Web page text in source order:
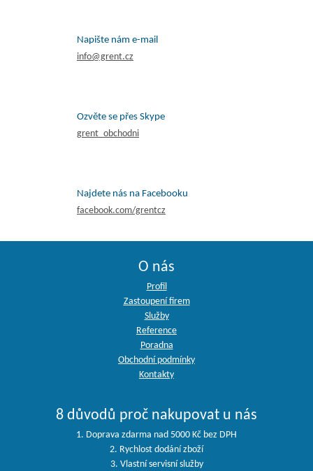
Napište nám e-mail
info@grent.cz
Ozvěte se přes Skype
grent_obchodni
Najdete nás na Facebooku
facebook.com/grentcz
O nás
Profil
Zastoupení firem
Služby
Reference
Poradna
Obchodní podmínky
Kontakty
8 důvodů proč nakupovat u nás
1. Doprava zdarma nad 5000 Kč bez DPH
2. Rychlost dodání zboží
3. Vlastní servisní služby